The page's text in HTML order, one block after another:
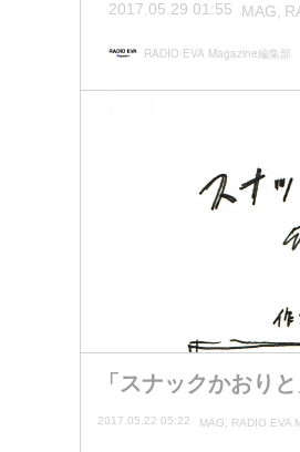
2017.05.29 01:55 MAG
RADIO EVA Magazine編集部
「スナックかおり
2017.05.22 05:22 MAG RADIO EVA